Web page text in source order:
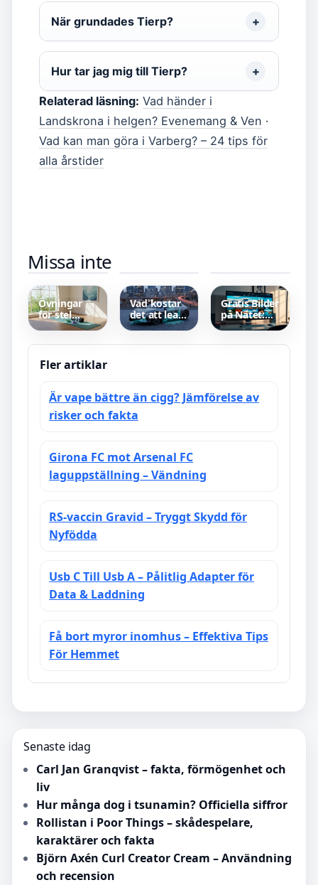
När grundades Tierp?
Hur tar jag mig till Tierp?
Relaterad läsning: Vad händer i
Landskrona i helgen? Evenemang & Ven ·
Vad kan man göra i Varberg? – 24 tips för
alla årstider
Missa inte
man in en
tampong –
för
nybörjare
och
Recension
Övningar
för stel
nacke och
Effektiv
Hemmaträning
Vad kostar
det att leasa
en bil –
Översikt
Gratis Bilder
på Nätet:
Pixabay,
Bästa Källor
Fler artiklar
Är vape bättre än cigg? Jämförelse av
risker och fakta
Girona FC mot Arsenal FC
laguppställning – Vändning
RS-vaccin Gravid – Tryggt Skydd för
Nyfödda
Usb C Till Usb A – Pålitlig Adapter för
Data & Laddning
Få bort myror inomhus – Effektiva Tips
För Hemmet
Senaste idag
Carl Jan Granqvist – fakta, förmögenhet och
liv
Hur många dog i tsunamin? Officiella siffror
Rollistan i Poor Things – skådespelare,
karaktärer och fakta
Björn Axén Curl Creator Cream – Användning
och recension